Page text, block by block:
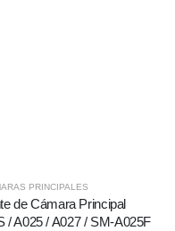
PRINCIPALES
de Cámara Principal
/ A025 / A027 / SM-A025F